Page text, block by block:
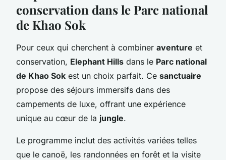
conservation dans le Parc national
de Khao Sok
Pour ceux qui cherchent à combiner aventure et
conservation, Elephant Hills dans le Parc national
de Khao Sok est un choix parfait. Ce sanctuaire
propose des séjours immersifs dans des
campements de luxe, offrant une expérience
unique au cœur de la jungle.
Le programme inclut des activités variées telles
que le canoë, les randonnées en forêt et la visite